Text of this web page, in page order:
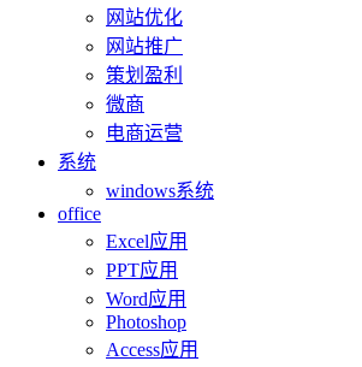
网站优化
网站推广
策划盈利
微商
电商运营
系统
windows系统
office
Excel应用
PPT应用
Word应用
Photoshop
Access应用